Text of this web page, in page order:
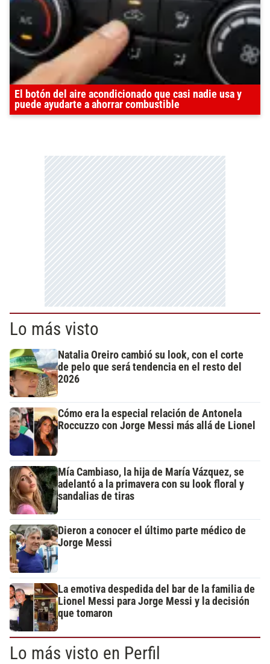
El botón del aire acondicionado que casi nadie usa y
puede ayudarte a ahorrar combustible
Lo más visto
Natalia Oreiro cambió su look, con el corte
de pelo que será tendencia en el resto del
2026
Cómo era la especial relación de Antonela
Roccuzzo con Jorge Messi más allá de Lionel
Mía Cambiaso, la hija de María Vázquez, se
adelantó a la primavera con su look floral y
sandalias de tiras
Dieron a conocer el último parte médico de
Jorge Messi
La emotiva despedida del bar de la familia de
Lionel Messi para Jorge Messi y la decisión
que tomaron
Lo más visto en Perfil